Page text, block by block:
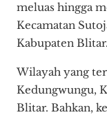
meluas hingga
Kecamatan
Kabupaten Blitar.
Wilayah yang
Kedungwungu,
Blitar. Bahkan,